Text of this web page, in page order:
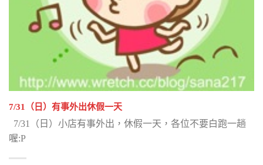
7/31（日）有事外出休假一天
7/31（日）小店有事外出，休假一天，各位不要白跑一趟
喔:P